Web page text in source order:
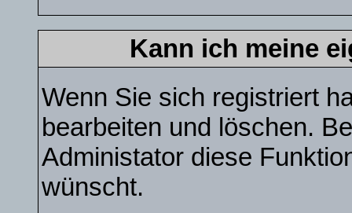
Kann ich meine
Wenn Sie sich registriert
bearbeiten und löschen.
Administator diese
wünscht.